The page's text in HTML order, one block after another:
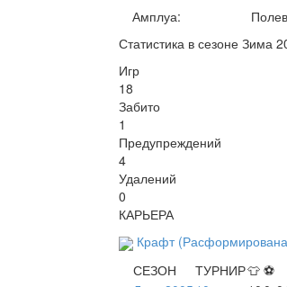
Амплуа:
Статистика в сезоне Зима
Игр
18
Забито
1
Предупреждений
4
Удалений
0
КАРЬЕРА
Крафт
СЕЗОН
ТУРНИР👕 ⚽